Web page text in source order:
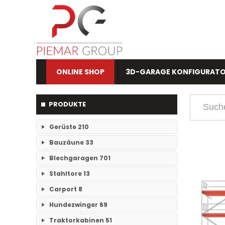
ONLINE SHOP 3D-GARAGE
PRODUKTE
Gerüste 210
RAM- 1 Gerüst Breite 73 109
RAM-2 Gerüst Breite 70 101
Bauzäune 33
Einzelteile Bauzäune 7
Bauzäune SET 26
Blechgaragen 701
Einzelgaragen 89
Doppelgaragen 59
3-Fachgaragen
Stahltore13
Keine Unterkategorien
Carport 8
Keine Unterkategorien
Hundezwinger 69
Keine Unterkategorien
Traktorkabinen 51